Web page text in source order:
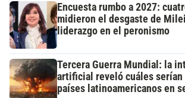
Encuesta rumbo a 2027:
midieron el desgaste de
liderazgo en el peronismo
Tercera Guerra Mundial: la
artificial reveló cuáles
países latinoamericanos en